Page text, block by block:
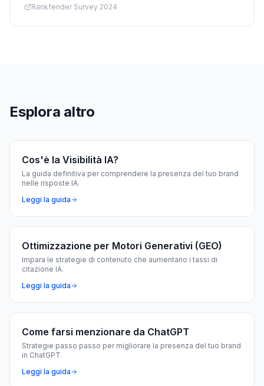
Rankfender Survey 2024
Esplora altro
Cos'è la Visibilità IA?
La guida definitiva per comprendere la presenza del tuo brand
nelle risposte IA.
Leggi la guida
Ottimizzazione per Motori Generativi (GEO)
Impara le strategie di contenuto che aumentano i tassi di
citazione IA.
Leggi la guida
Come farsi menzionare da ChatGPT
Strategie passo passo per migliorare la presenza del tuo brand
in ChatGPT.
Leggi la guida